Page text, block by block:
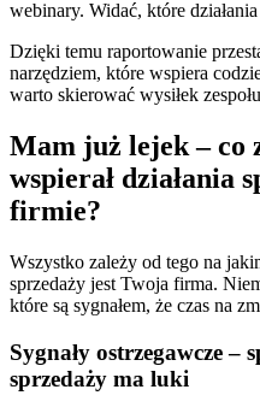
webinary. Widać, które
Dzięki temu raportowanie
narzędziem, które wspiera
warto skierować wysiłek
Mam już lejek – co
wspierał działania
firmie?
Wszystko zależy od tego na
sprzedaży jest Twoja firma.
które są sygnałem, że czas na
Sygnały ostrzegawcze –
sprzedaży ma luki